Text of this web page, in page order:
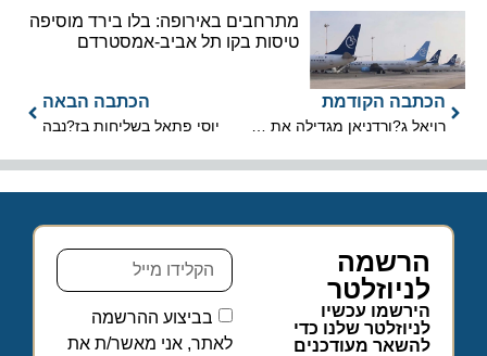
מתרחבים באירופה: בלו בירד מוסיפה
טיסות בקו תל אביב-אמסטרדם
הכתבה הקודמת הכתבה הבאה
יוסי פתאל בשליחות בז?נבה
הרשמה
לניוזלטר
הירשמו עכשיו
לניוזלטר שלנו כדי
להשאר מעודכנים
בביצוע ההרשמה
לאתר, אני מאשר/ת את